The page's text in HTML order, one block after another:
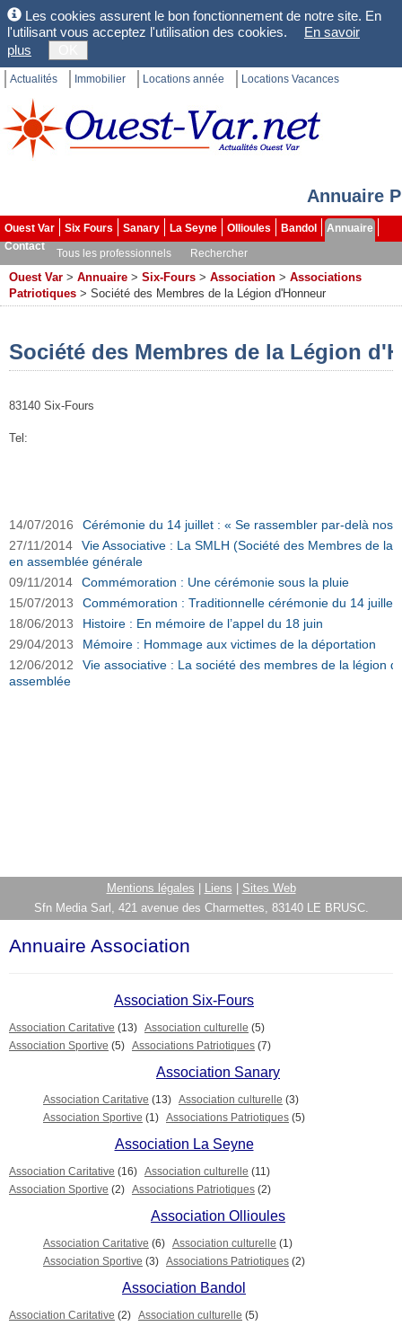
Les cookies assurent le bon fonctionnement de notre site. En
l'utilisant vous acceptez l'utilisation des cookies.
En savoir
plus
Actualités Immobilier Locations année Locations Vacances
Annuaire
Ouest Var Six Fours Sanary La Seyne Ollioules Bandol
Annuaire
Contact
Tous les professionnels Rechercher
Ouest Var > Annuaire > Six-Fours > Association > Associations
Patriotiques > Société des Membres de la Légion d'Honneur
Société des Membres de la Légion
83140 Six-Fours
Tel:
14/07/2016
Cérémonie du 14 juillet : « Se rassembler par-delà nos
27/11/2014
Vie Associative : La SMLH (Société des Membres de la
en assemblée générale
09/11/2014
Commémoration : Une cérémonie sous la pluie
15/07/2013
Commémoration : Traditionnelle cérémonie du 14 juillet
18/06/2013
Histoire : En mémoire de l’appel du 18 juin
29/04/2013
Mémoire : Hommage aux victimes de la déportation
12/06/2012
Vie associative : La société des membres de la légion
assemblée
Mentions légales Liens
Sites Web
Sfn Media Sarl, 421 avenue des Charmettes, 83140 LE BRUSC.
Annuaire Association
Association Six-Fours
Association Caritative (13) Association culturelle (5)
Association Sportive (5) Associations Patriotiques (7)
Association Sanary
Association Caritative (13) Association culturelle (3)
Association Sportive (1) Associations Patriotiques (5)
Association La Seyne
Association Caritative (16) Association culturelle (11)
Association Sportive (2) Associations Patriotiques (2)
Association Ollioules
Association Caritative (6) Association culturelle (1)
Association Sportive (3) Associations Patriotiques (2)
Association Bandol
Association Caritative (2) Association culturelle (5)